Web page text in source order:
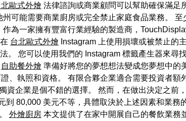
歐式外燴 法律諮詢或商業顧問可以幫助確保滿足
可能需要商業廚房或完全禁止家庭食品業務。
為一家擁有豐富行業經驗的製造商，
台北歐式外燴 Instagram 上使用損壞或被禁止的
。 您可以使用我們的 Instagram 標籤產生器來尋
自助餐外燴 準備好將您的夢想想法變成您夢想中的
、執照和資格。 有限合夥企業適合需要投資者額
企業是個不錯的選擇。 然而，在做出決定之前
到 80,000 美元不等，具體取決於上述因素和業務
外燴廚房 本文提供了在家中開展自己的餐飲業務